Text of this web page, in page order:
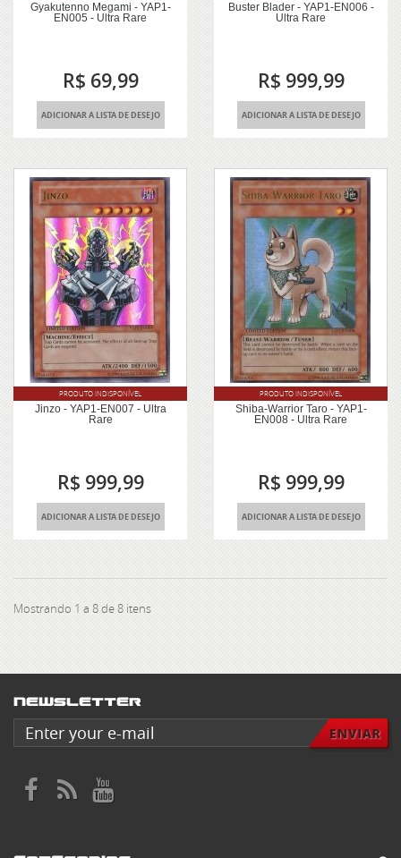
Gyakutenno Megami - YAP1-
EN005 - Ultra Rare
R$ 69,99
ADICIONAR A LISTA DE DESEJO
Buster Blader - YAP1-EN006 -
Ultra Rare
R$ 999,99
ADICIONAR A LISTA DE DESEJO
Jinzo - YAP1-EN007 - Ultra
Rare
R$ 999,99
PRODUTO INDISPONÍVEL
ADICIONAR A LISTA DE DESEJO
Shiba-Warrior Taro - YAP1-
EN008 - Ultra Rare
R$ 999,99
PRODUTO INDISPONÍVEL
ADICIONAR A LISTA DE DESEJO
Mostrando 1 a 8 de 8 itens
Newsletter